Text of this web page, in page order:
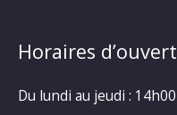
Horaires
Du lundi au jeudi :